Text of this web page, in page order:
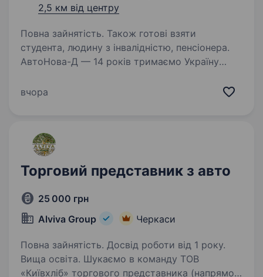
2,5 км від центру
Повна зайнятість. Також готові взяти
студента, людину з інвалідністю, пенсіонера.
АвтоНова-Д — 14 років тримаємо Україну
за кермом. Ми забезпечуємо країну
торгового представника:…
вчора
Торговий представник з авто
25 000 грн
Alviva Group
Черкаси
Повна зайнятість. Досвід роботи від 1 року.
Вища освіта. Шукаємо в команду ТОВ
«Київхліб» торгового представника (напрямок